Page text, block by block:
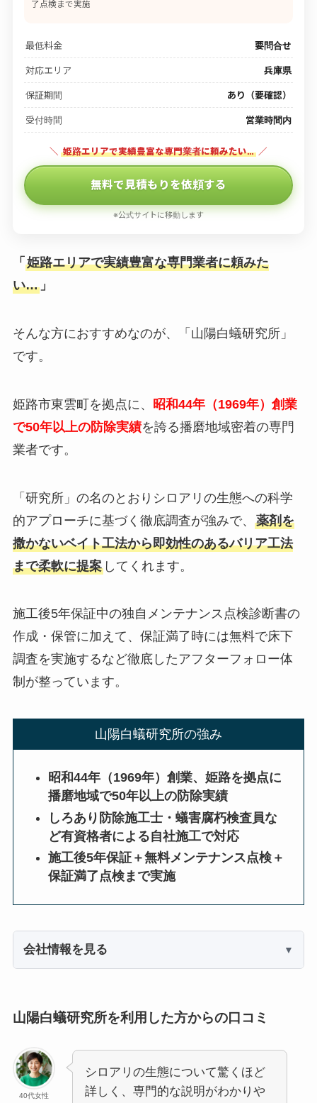
了点検まで実施
最低料金 要問合せ
対応エリア 兵庫県
保証期間 あり（要確認）
受付時間 営業時間内
＼ 姫路エリアで実績豊富な専門業者に頼みたい… ／
無料で見積もりを依頼する
※公式サイトに移動します
「 姫路エリアで実績豊富な専門業者に頼みた
い…」
そんな方におすすめなのが、「山陽白蟻研究所」
です。
姫路市東雲町を拠点に、
昭和44年（1969年）創業
で50年以上の防除実績を誇る播磨地域密着の専門
業者です。
「研究所」の名のとおりシロアリの生態への科学
的アプローチに基づく徹底調査が強みで、 薬剤を
撒かないベイト工法から即効性のあるバリア工法
まで柔軟に提案してくれます。
施工後5年保証中の独自メンテナンス点検診断書の
作成・保管に加えて、保証満了時には無料で床下
調査を実施するなど徹底したアフターフォロー体
制が整っています。
山陽白蟻研究所の強み
昭和44年（1969年）創業、姫路を拠点に
播磨地域で50年以上の防除実績
しろあり防除施工士・蟻害腐朽検査員な
ど有資格者による自社施工で対応
施工後5年保証＋無料メンテナンス点検＋
保証満了点検まで実施
会社情報を見る
山陽白蟻研究所を利用した方からの口コミ
40代女性
シロアリの生態について驚くほど
詳しく、専門的な説明がわかりや